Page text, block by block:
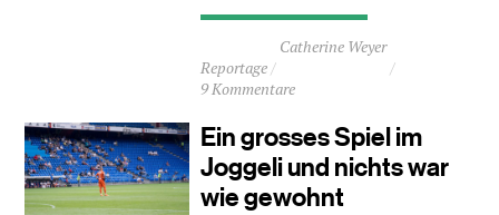
Durchschnittliche
ca.
4
Reportage
Catherine Weyer
9 Kommentare
Ein grosses Spiel im
Joggeli und nichts war
wie gewohnt